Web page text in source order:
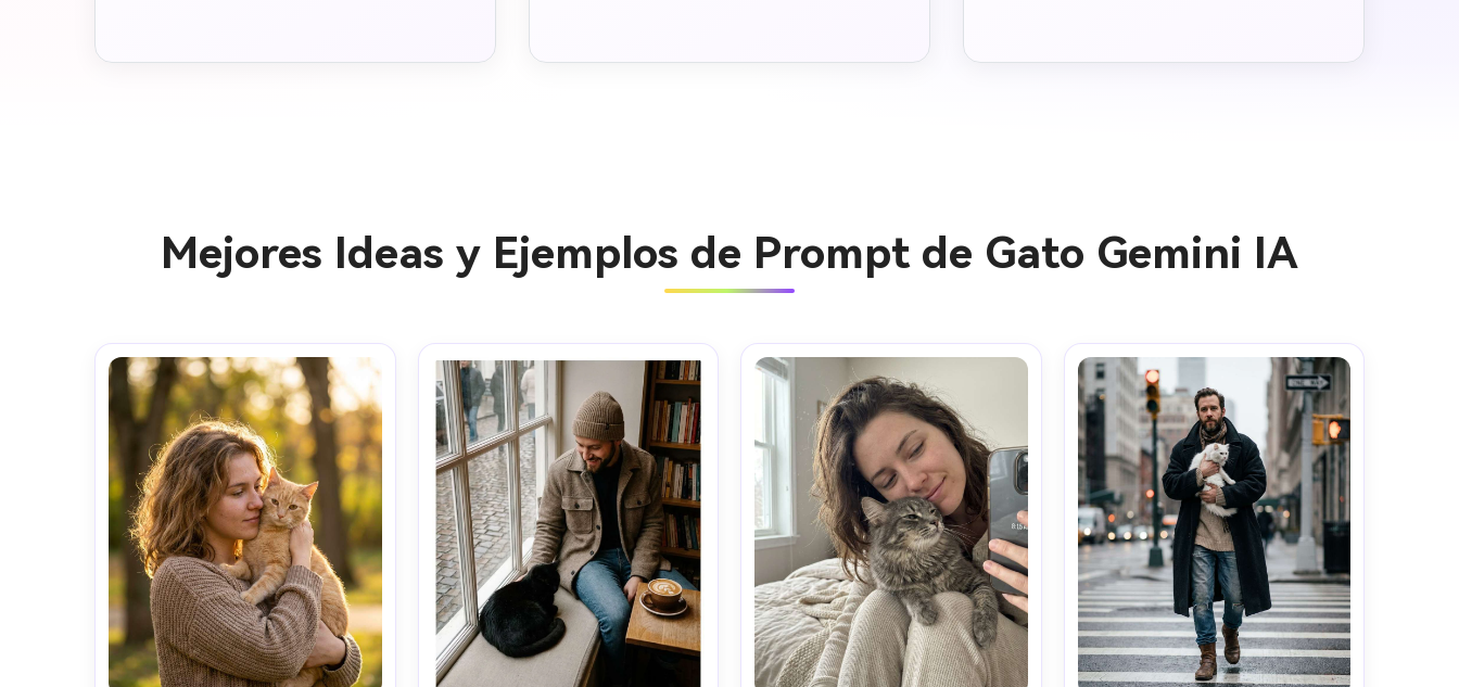
Mejores Ideas y Ejemplos de Prompt de Gato Gemini IA